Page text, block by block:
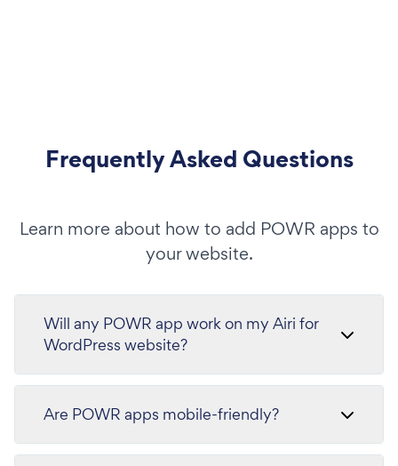
Frequently Asked Questions
Learn more about how to add POWR apps to
your website.
Will any POWR app work on my Airi for
WordPress website?
Are POWR apps mobile-friendly?